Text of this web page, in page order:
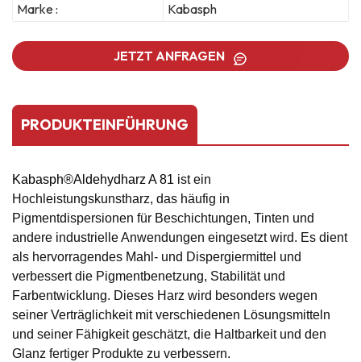
Marke :
Kabasph
JETZT ANFRAGEN
PRODUKTEINFÜHRUNG
Kabasph®Aldehydharz A 81 ist ein
Hochleistungskunstharz, das häufig in
Pigmentdispersionen für Beschichtungen, Tinten und
andere industrielle Anwendungen eingesetzt wird. Es dient
als hervorragendes Mahl- und Dispergiermittel und
verbessert die Pigmentbenetzung, Stabilität und
Farbentwicklung. Dieses Harz wird besonders wegen
seiner Verträglichkeit mit verschiedenen Lösungsmitteln
und seiner Fähigkeit geschätzt, die Haltbarkeit und den
Glanz fertiger Produkte zu verbessern.